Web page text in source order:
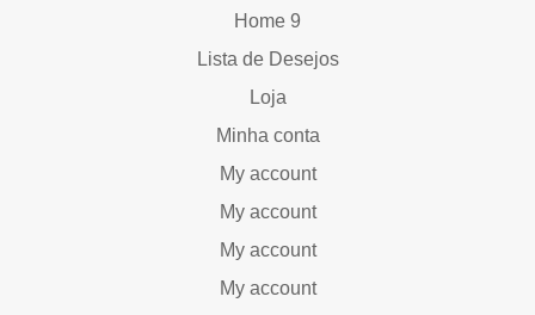
Home 9
Lista de Desejos
Loja
Minha conta
My account
My account
My account
My account